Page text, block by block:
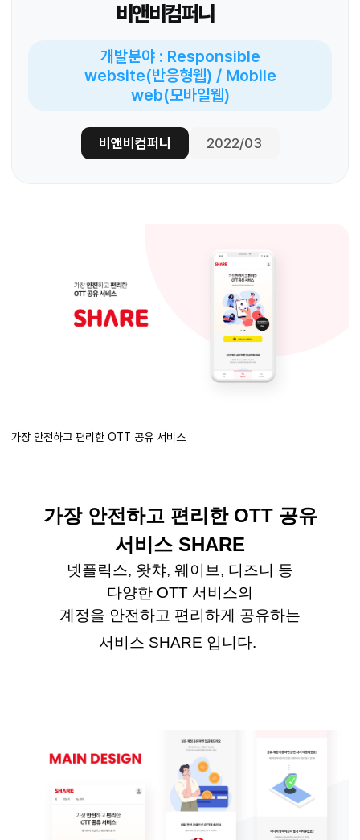
비앤비컴퍼니
개발분야 : Responsible
website(반응형웹) / Mobile
web(모바일웹)
비앤비컴퍼니 2022/03
가장 안전하고 편리한 OTT 공유 서비스
가장 안전하고 편리한 OTT 공유
서비스 SHARE
넷플릭스, 왓챠, 웨이브, 디즈니 등
다양한 OTT 서비스의
계정을 안전하고 편리하게 공유하는
서비스 SHARE 입니다.